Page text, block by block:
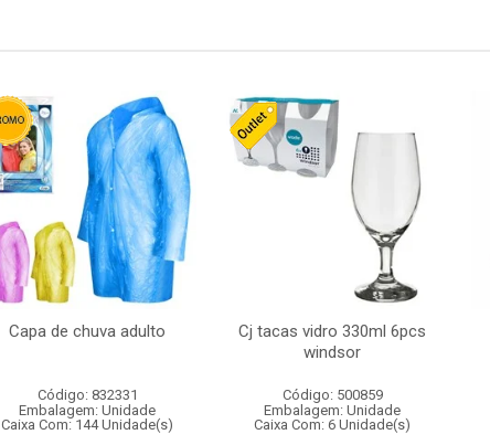
Capa de chuva adulto
Código: 832331
Embalagem: Unidade
Caixa Com: 144 Unidade(s)
Cj tacas vidro 330ml 6pcs
windsor
Código: 500859
Embalagem: Unidade
Caixa Com: 6 Unidade(s)